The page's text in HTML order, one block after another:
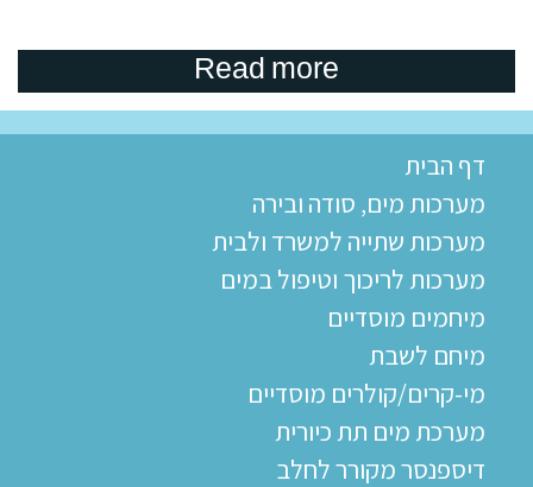
Read more
דף הבית
מערכות מים, סודה ובירה
מערכות שתייה למשרד ולבית
מערכות לריכוך וטיפול במים
מיחמים מוסדיים
מיחם לשבת
מי-קרים/קולרים מוסדיים
מערכת מים תת כיורית
דיספנסר מקורר לחלב